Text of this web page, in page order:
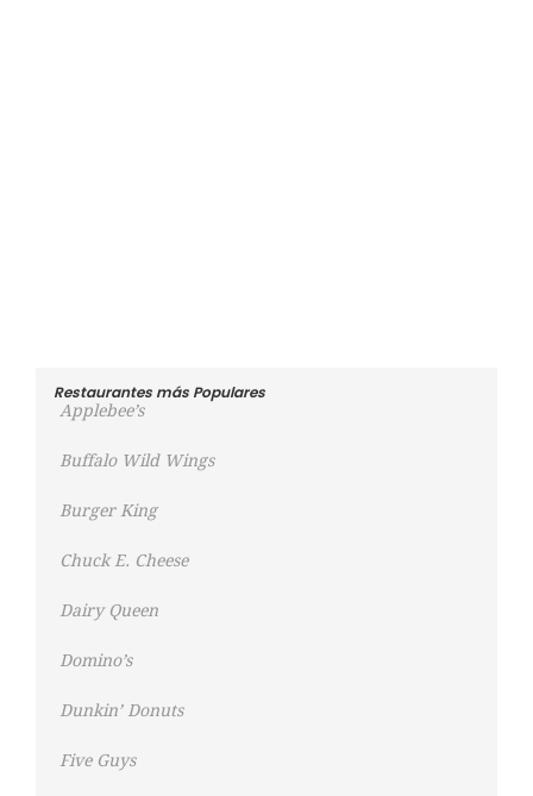
Restaurantes más Populares
Applebee’s
Buffalo Wild Wings
Burger King
Chuck E. Cheese
Dairy Queen
Domino’s
Dunkin’ Donuts
Five Guys